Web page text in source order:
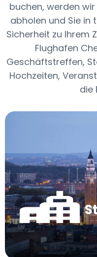
buchen, werden
abholen und Sie in
Sicherheit zu Ihrem
Flughafen
Geschäftstreffen,
Hochzeiten,
die